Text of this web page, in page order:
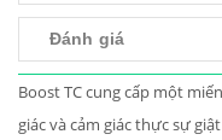
Đánh giá
Boost TC cung cấp một
giác và cảm giác thực sự